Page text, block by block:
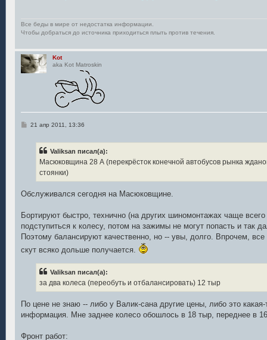
Все беды в мире от недостатка информации.
Чтобы добраться до источника приходиться плыть против течения.
Kot
aka Kot Matroskin
С21 апр 2011, 13:36
Valiksan писал(а):
Масюковщина 28 А (перекрёсток конечной автобусов рынка
стоянки)
Обслуживался сегодня на Масюковщине.
Бортируют быстро, технично (на других шиномонтажах чаще
подступиться к колесу, потом на зажимы не могут попасть и так
Поэтому балансируют качественно, но -- увы, долго. Впрочем,
скут всяко дольше получается.
Valiksan писал(а):
за два колеса (переобуть и отбалансировать) 12 тыр
По цене не знаю -- либо у Валик-сана другие цены, либо это
информация. Мне заднее колесо обошлось в 18 тыр, переднее в
Фронт работ: